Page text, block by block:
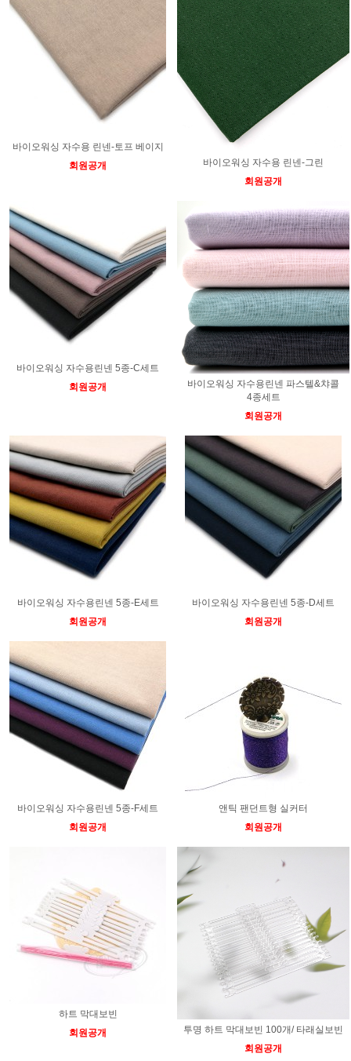
바이오워싱 자수용 린넨-토프 베이지
회원공개
바이오워싱 자수용 린넨-그린
회원공개
바이오워싱 자수용린넨 5종-C세트
회원공개
바이오워싱 자수용린넨 파스텔&챠콜
4종세트
회원공개
바이오워싱 자수용린넨 5종-E세트
회원공개
바이오워싱 자수용린넨 5종-D세트
회원공개
바이오워싱 자수용린넨 5종-F세트
회원공개
앤틱 팬던트형 실커터
회원공개
하트 막대보빈
회원공개
투명 하트 막대보빈 100개/ 타래실보빈
회원공개